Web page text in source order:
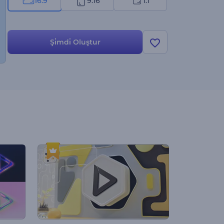
Şi̇mdi̇ Oluştur